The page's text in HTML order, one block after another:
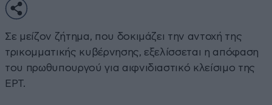
Σε μείζον ζήτημα, που δοκιμάζει την αντοχή της
τρικομματικής κυβέρνησης, εξελίσσεται η απόφαση
του πρωθυπουργού για αιφνιδιαστικό κλείσιμο της
ΕΡΤ.